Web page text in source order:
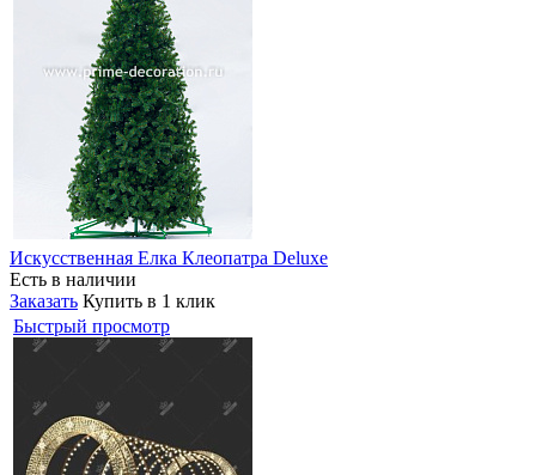
Искусственная Елка Клеопатра Deluxe
Есть в наличии
Заказать Купить в 1 клик
Быстрый просмотр